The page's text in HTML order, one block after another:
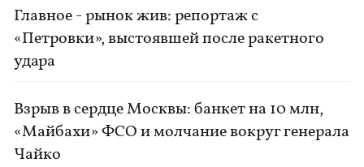
Главное - рынок жив: репортаж с
«Петровки», выстоявшей после ракетного
удара
Взрыв в сердце Москвы: банкет на 10 млн,
«Майбахи» ФСО и молчание вокруг генерала
Чайко